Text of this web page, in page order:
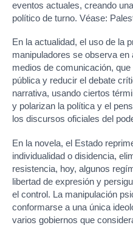
eventos actuales, creando
político de turno. Véase:
En la actualidad, el uso de la
manipuladores se observa
medios de comunicación,
pública y reducir el debate
narrativa, usando ciertos
y polarizan la política y el
los discursos oficiales del
En la novela, el Estado
individualidad o disidencia,
resistencia, hoy, algunos
libertad de expresión y
el control. La manipulación
conformarse a una única
varios gobiernos que